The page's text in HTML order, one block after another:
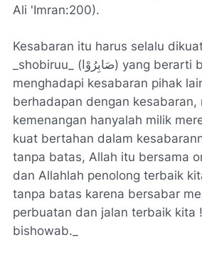
Ali 'Imran:200).
Kesabaran itu harus selalu
_shobiruu_ (صَابِرُوْا) yang berarti bersabar
menghadapi kesabaran pihak
berhadapan dengan kesabaran,
kemenangan hanyalah milik
kuat bertahan dalam
tanpa batas, Allah itu bersama
dan Allahlah penolong terbaik
tanpa batas karena bersabar
perbuatan dan jalan terbaik kita
bishowab._